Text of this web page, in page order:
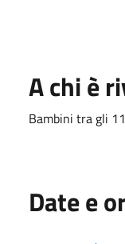
A chi è
Bambini tra gli
Date e